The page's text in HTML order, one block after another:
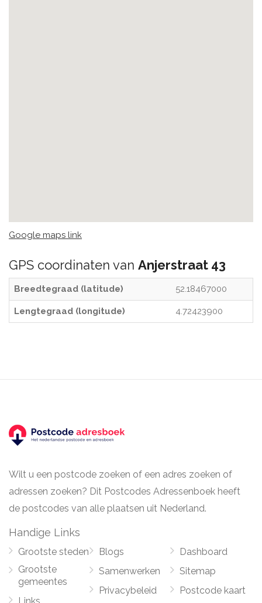
Google maps link
GPS coordinaten van Anjerstraat 43
Breedtegraad (latitude) 52.18467000
Lengtegraad (longitude) 4.72423900
Wilt u een postcode zoeken of een adres zoeken of
adressen zoeken? Dit Postcodes Adressenboek heeft
de postcodes van alle plaatsen uit Nederland.
Handige Links
Grootste steden
Grootste
gemeentes
Blogs
Samenwerken
Privacybeleid
Dashboard
Sitemap
Postcode kaart